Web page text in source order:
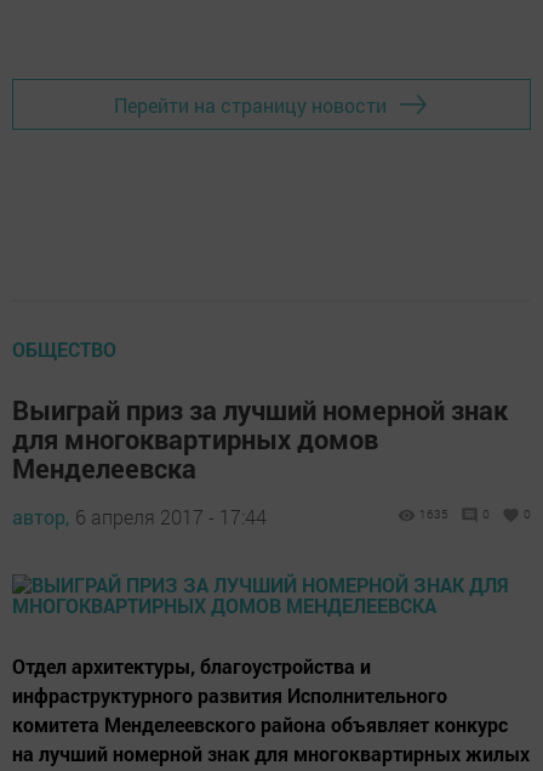
Перейти на страницу новости
ОБЩЕСТВО
Выиграй приз за лучший номерной знак
для многоквартирных домов
Менделеевска
автор, 6 апреля 2017 - 17:44 1635 0 0
Отдел архитектуры, благоустройства и
инфраструктурного развития Исполнительного
комитета Менделеевского района объявляет конкурс
на лучший номерной знак для многоквартирных жилых